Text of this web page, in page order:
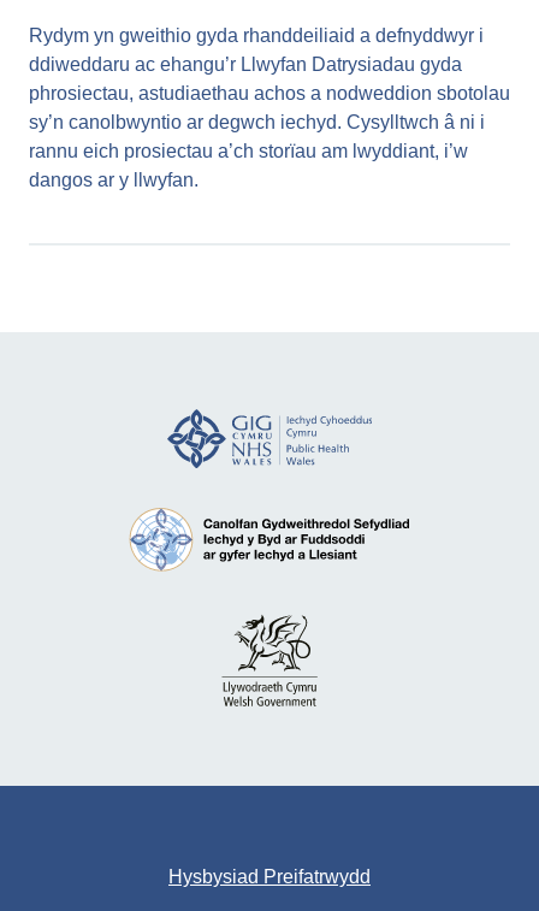
Rydym yn gweithio gyda rhanddeiliaid a defnyddwyr i
ddiweddaru ac ehangu’r Llwyfan Datrysiadau gyda
phrosiectau, astudiaethau achos a nodweddion sbotolau
sy’n canolbwyntio ar degwch iechyd. Cysylltwch â ni i
rannu eich prosiectau a’ch storïau am lwyddiant, i’w
dangos ar y llwyfan.
Hysbysiad Preifatrwydd